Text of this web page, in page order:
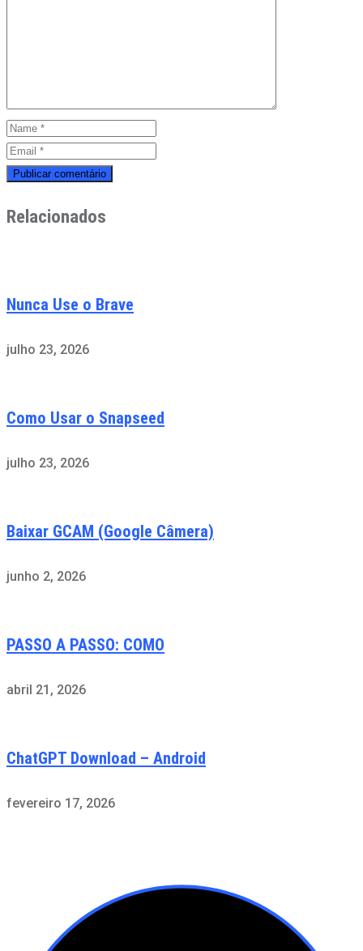
Relacionados
Nunca Use o Brave
julho 23, 2026
Como Usar o Snapseed
julho 23, 2026
Baixar GCAM (Google Câmera)
junho 2, 2026
PASSO A PASSO: COMO
abril 21, 2026
ChatGPT Download – Android
fevereiro 17, 2026